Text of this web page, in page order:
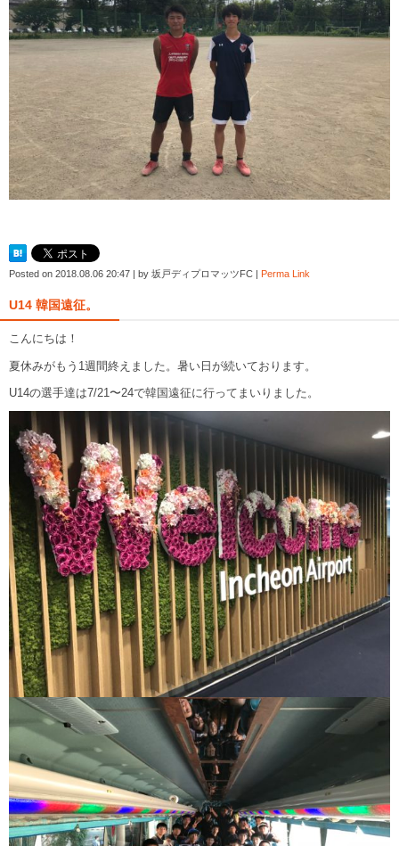
Posted on 2018.08.06 20:47 by 坂戸ディプロマッツFC Perma Link
U14 韓国遠征。
こんにちは！
夏休みがもう1週間終えました。暑い日が続いております。
U14の選手達は7/21〜24で韓国遠征に行ってまいりました。